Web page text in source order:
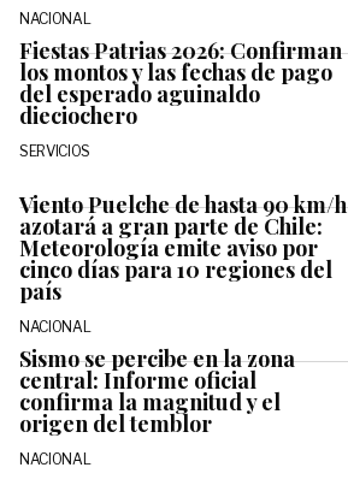
NACIONAL
Fiestas Patrias 2026: Confirman
los montos y las fechas de pago
del esperado aguinaldo
dieciochero
SERVICIOS
Viento Puelche de hasta 90 km/h
azotará a gran parte de Chile:
Meteorología emite aviso por
cinco días para 10 regiones del
país
NACIONAL
Sismo se percibe en la zona
central: Informe oficial
confirma la magnitud y el
origen del temblor
NACIONAL